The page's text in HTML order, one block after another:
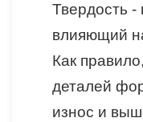
Твердость -
влияющий
Как
деталей
износ и